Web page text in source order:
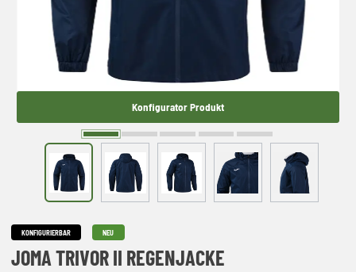
Konfigurator Produkt
KONFIGURIERBAR NEU
JOMA TRIVOR II REGENJACKE